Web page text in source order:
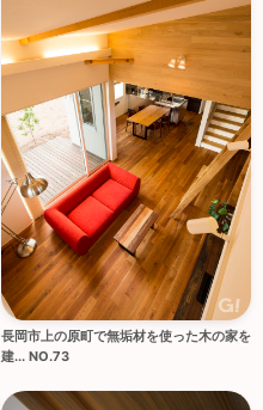
長岡市上の原町で無垢材を使った木の家を
建... NO.73